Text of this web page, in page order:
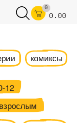
0
0.00
комиксы
12
взрослым